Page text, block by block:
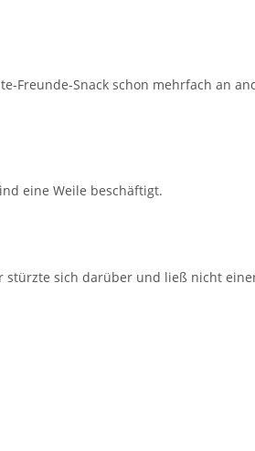
Freunde-Snack schon mehrfach an
eine Weile beschäftigt.
sich darüber und ließ nicht